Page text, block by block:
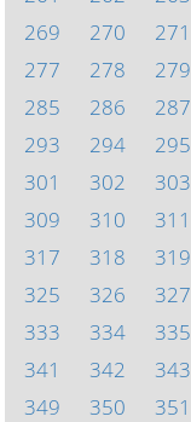
269
270 271
277
278 279
285
286 287
293
294 295
301
302 303
309
310 311
317
318 319
325
326 327
333
334 335
341
342 343
349
350 351